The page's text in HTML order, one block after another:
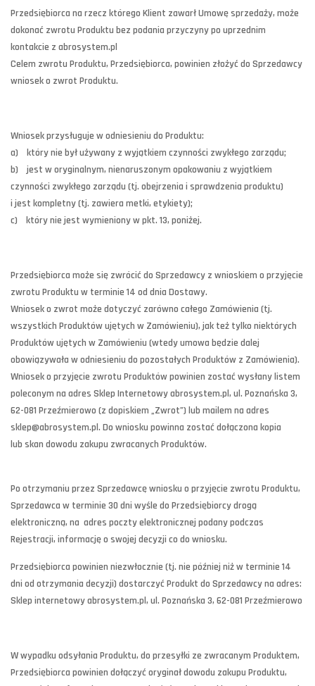
Przedsiębiorca na rzecz którego Klient zawarł Umowę sprzedaży, może
dokonać zwrotu Produktu bez podania przyczyny po uprzednim
kontakcie z abrosystem.pl
Celem zwrotu Produktu, Przedsiębiorca, powinien złożyć do Sprzedawcy
wniosek o zwrot Produktu.
Wniosek przysługuje w odniesieniu do Produktu:
a) który nie był używany z wyjątkiem czynności zwykłego zarządu;
b) jest w oryginalnym, nienaruszonym opakowaniu z wyjątkiem
czynności zwykłego zarządu (tj. obejrzenia i sprawdzenia produktu)
i jest kompletny (tj. zawiera metki, etykiety);
c) który nie jest wymieniony w pkt. 13, poniżej.
Przedsiębiorca może się zwrócić do Sprzedawcy z wnioskiem o przyjęcie
zwrotu Produktu w terminie 14 od dnia Dostawy.
Wniosek o zwrot może dotyczyć zarówno całego Zamówienia (tj.
wszystkich Produktów ujętych w Zamówieniu), jak też tylko niektórych
Produktów ujętych w Zamówieniu (wtedy umowa będzie dalej
obowiązywała w odniesieniu do pozostałych Produktów z Zamówienia).
Wniosek o przyjęcie zwrotu Produktów powinien zostać wysłany listem
poleconym na adres Sklep Internetowy abrosystem.pl, ul. Poznańska 3,
62-081 Przeźmierowo (z dopiskiem „Zwrot”) lub mailem na adres
sklep@abrosystem.pl. Do wniosku powinna zostać dołączona kopia
lub skan dowodu zakupu zwracanych Produktów.
Po otrzymaniu przez Sprzedawcę wniosku o przyjęcie zwrotu Produktu,
Sprzedawca w terminie 30 dni wyśle do Przedsiębiorcy drogą
elektroniczną, na adres poczty elektronicznej podany podczas
Rejestracji, informację o swojej decyzji co do wniosku.
Przedsiębiorca powinien niezwłocznie (tj. nie później niż w terminie 14
dni od otrzymania decyzji) dostarczyć Produkt do Sprzedawcy na adres:
Sklep internetowy abrosystem.pl, ul. Poznańska 3, 62-081 Przeźmierowo
W wypadku odsyłania Produktu, do przesyłki ze zwracanym Produktem,
Przedsiębiorca powinien dołączyć oryginał dowodu zakupu Produktu,